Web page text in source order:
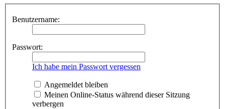
Benutzername:
Passwort:
Ich habe mein Passwort vergessen
Angemeldet bleiben
Meinen Online-Status während dieser Sitzung
verbergen